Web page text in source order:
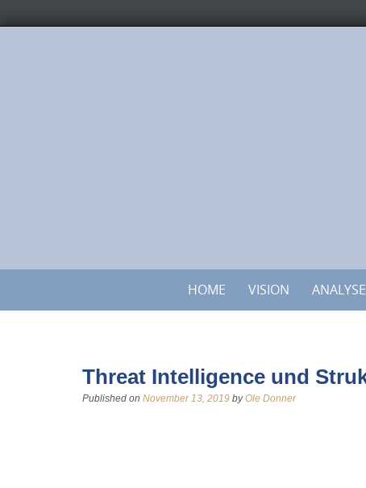
HOME VISION ANALYSE
Threat Intelligence und
Published on November 13, 2019 byOle Donner